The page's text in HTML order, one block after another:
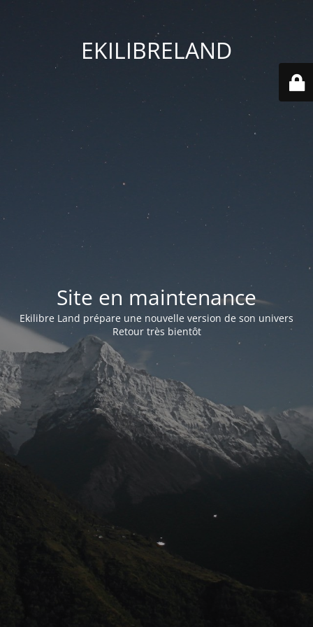
EKILIBRELAND
Site en maintenance
Ekilibre Land prépare une nouvelle version de son univers
Retour très bientôt